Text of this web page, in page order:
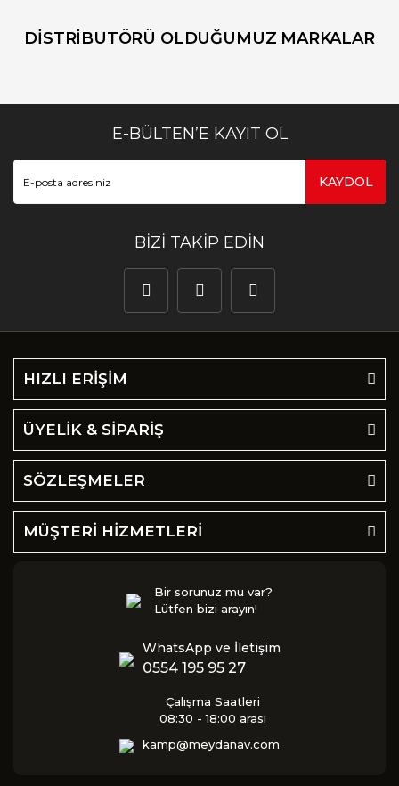
DİSTRİBUTÖRÜ OLDUĞUMUZ MARKALAR
E-BÜLTEN’E KAYIT OL
KAYDOL
BİZİ TAKİP EDİN
HIZLI ERİŞİM
ÜYELİK & SİPARİŞ
SÖZLEŞMELER
MÜŞTERİ HİZMETLERİ
Bir sorunuz mu var?
Lütfen bizi arayın!
WhatsApp ve İletişim
0554 195 95 27
Çalışma Saatleri
08:30 - 18:00 arası
kamp@meydanav.com